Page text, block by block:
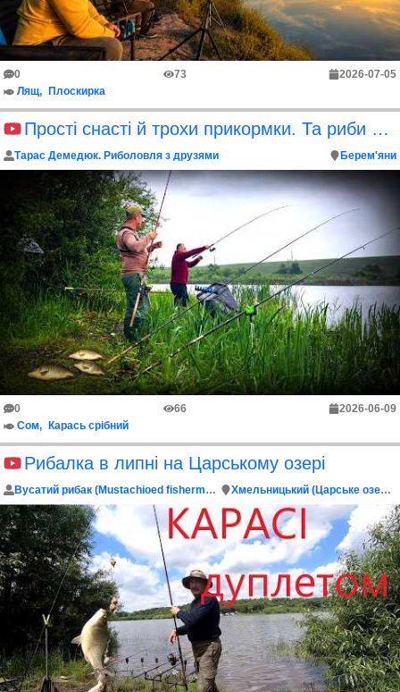
0 73
2026-07-05
Лящ
Плоскирка
Прості снасті й трохи прикормки. Та риби наловили
Тарас Демедюк. Риболовля з друзями Берем'яни
0 66
2026-06-09
Сом
Карась срібний
Рибалка в липні на Царському озері
Вусатий рибак (Mustachioed fisherman) Хмельницький (Царське озеро)